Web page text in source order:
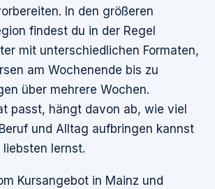
In den größeren
findest du in der Regel
mit unterschiedlichen Formaten,
am Wochenende bis zu
über mehrere Wochen.
passt, hängt davon ab, wie viel
und Alltag aufbringen kannst
lernst.
Kursangebot in Mainz und